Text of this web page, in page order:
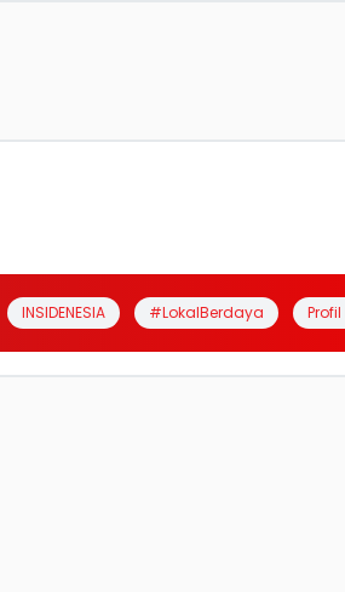
INSIDENESIA #LokalBerdaya